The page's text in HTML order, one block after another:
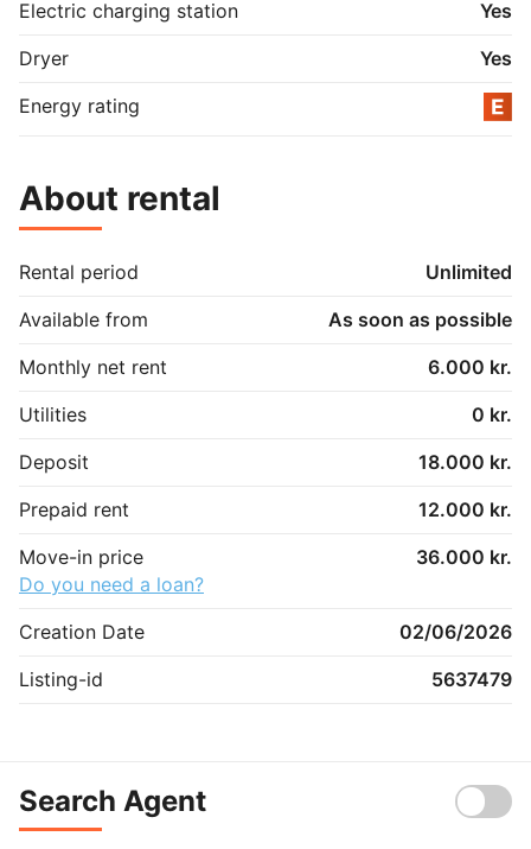
•	Forudbetalt leje: 3 måneders leje
•	Overtagelse: Efter aftale
Lejligheden er velegnet til par, enlige (med barn) eller
studerende, og der er mulighed for fremleje af et
værelse.
Electric charging station
Yes
Dryer
Yes
Energy rating
About rental
Rental period
Unlimited
Available from
As soon as possible
Monthly net rent
6.000 kr.
Utilities
0 kr.
Deposit
18.000 kr.
Prepaid rent
12.000 kr.
Move-in price
36.000 kr.
Do you need a loan?
Creation Date
02/06/2026
Listing-id
5637479
Search Agent